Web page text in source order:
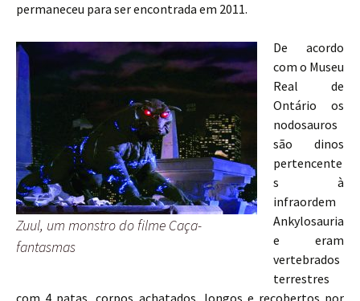
permaneceu para ser encontrada em 2011.
Zuul, um monstro do filme Caça-
fantasmas
De acordo
com o Museu
Real de
Ontário os
nodosauros
são dinos
pertencente
s à
infraordem
Ankylosauria
e eram
vertebrados
terrestres
com 4 patas, corpos achatados, longos e recobertos por